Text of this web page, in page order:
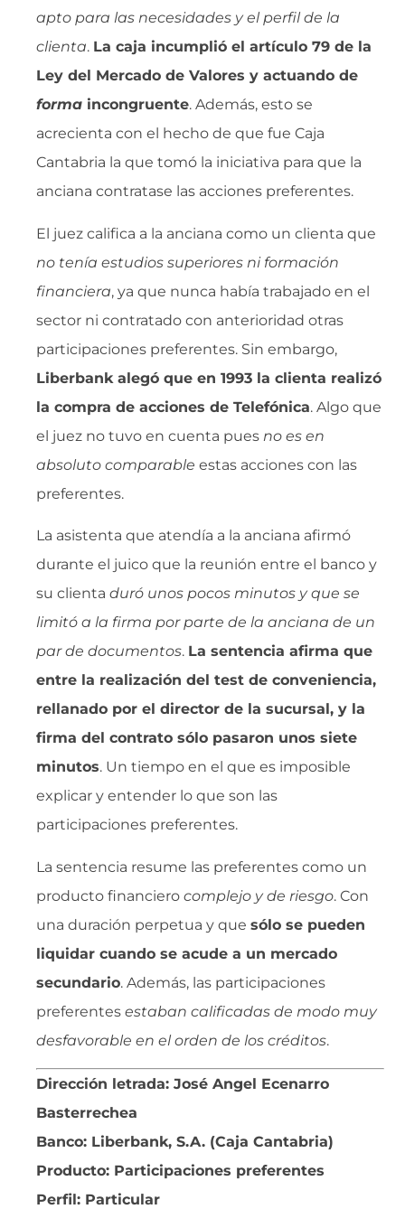
apto para las necesidades y el perfil de la
clienta. La caja incumplió el artículo 79 de la
Ley del Mercado de Valores y actuando de
forma incongruente. Además, esto se
acrecienta con el hecho de que fue Caja
Cantabria la que tomó la iniciativa para que la
anciana contratase las acciones preferentes.
El juez califica a la anciana como un clienta que
no tenía estudios superiores ni formación
financiera, ya que nunca había trabajado en el
sector ni contratado con anterioridad otras
participaciones preferentes. Sin embargo,
Liberbank alegó que en 1993 la clienta realizó
la compra de acciones de Telefónica. Algo que
el juez no tuvo en cuenta pues  no es en
absoluto comparable  estas acciones con las
preferentes.
La asistenta que atendía a la anciana afirmó
durante el juico que la reunión entre el banco y
su clienta  duró unos pocos minutos y que se
limitó a la firma por parte de la anciana de un
par de documentos. La sentencia afirma que
entre la realización del test de conveniencia,
rellanado por el director de la sucursal, y la
firma del contrato sólo pasaron unos siete
minutos. Un tiempo en el que es imposible
explicar y entender lo que son las
participaciones preferentes.
La sentencia resume las preferentes como un
producto financiero  complejo y de riesgo. Con
una duración perpetua y que sólo se pueden
liquidar cuando se acude a un mercado
secundario. Además, las participaciones
preferentes  estaban calificadas de modo muy
desfavorable en el orden de los créditos.
Dirección letrada: José Angel Ecenarro
Basterrechea
Banco: Liberbank, S.A. (Caja Cantabria)
Producto: Participaciones preferentes
Perfil: Particular